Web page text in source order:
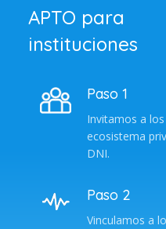
APTO para
instituciones
Paso 1
Invitamos a
ecosistema
DNI.
Paso 2
Vinculamos a